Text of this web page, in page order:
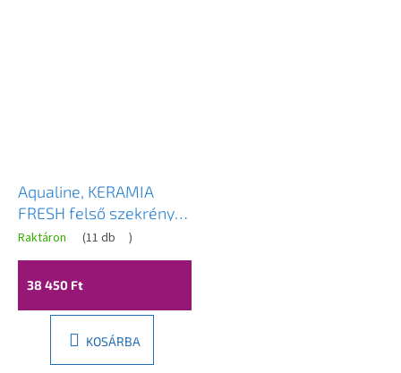
Aqualine, KERAMIA
FRESH felső szekrény
70x50x20cm, fehér,
52362
Raktáron (11 db )
38 450 Ft
KOSÁRBA